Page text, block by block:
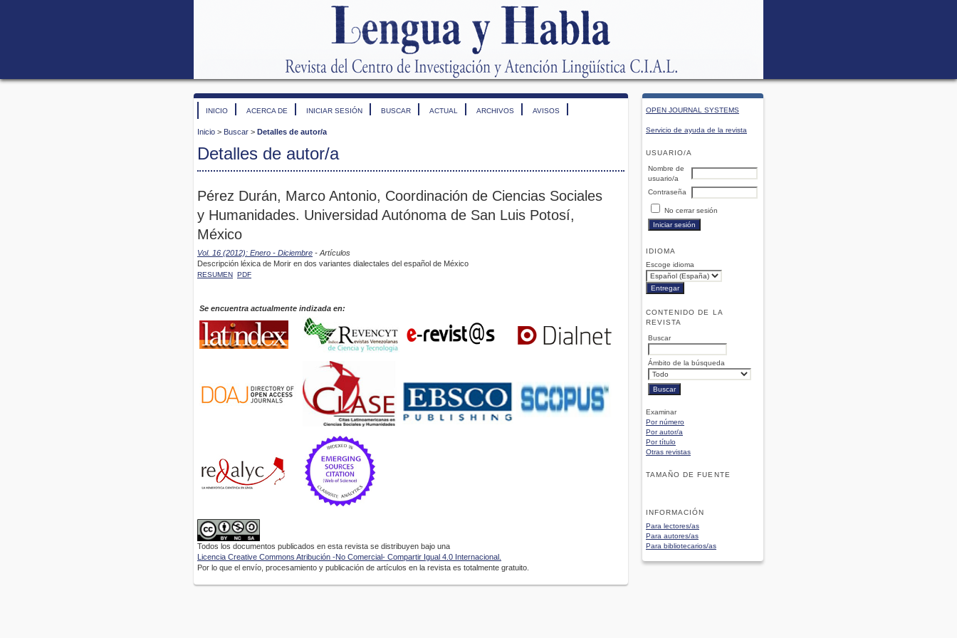
OPEN JOURNAL SYSTEMS
Servicio de ayuda de la revista
USUARIO/A
Nombre de
usuario/a
Contraseña
No cerrar sesión
IDIOMA
Escoge idioma
CONTENIDO DE LA
REVISTA
Buscar
Ámbito de la búsqueda
Examinar
Por número
Por autor/a
Por título
Otras revistas
TAMAÑO DE FUENTE
INFORMACIÓN
Para lectores/as
Para autores/as
Para bibliotecarios/as
INICIO ACERCA DE INICIAR SESIÓN BUSCAR ACTUAL ARCHIVOS AVISOS
Inicio > Buscar > Detalles de autor/a
Detalles de autor/a
Pérez Durán, Marco Antonio, Coordinación de Ciencias Sociales
y Humanidades. Universidad Autónoma de San Luis Potosí,
México
Vol. 16 (2012): Enero - Diciembre - Artículos
Descripción léxica de Morir en dos variantes dialectales del español de México
RESUMEN PDF
Se encuentra actualmente indizada en:
Todos los documentos publicados en esta revista se distribuyen bajo una
Licencia Creative Commons Atribución -No Comercial- Compartir Igual 4.0 Internacional.
Por lo que el envío, procesamiento y publicación de artículos en la revista es totalmente gratuito.